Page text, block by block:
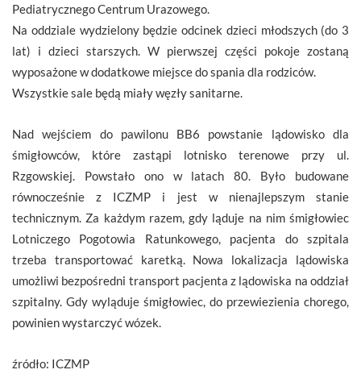
Pediatrycznego Centrum Urazowego.
Na oddziale wydzielony będzie odcinek dzieci młodszych (do 3
lat) i dzieci starszych. W pierwszej części pokoje zostaną
wyposażone w dodatkowe miejsce do spania dla rodziców.
Wszystkie sale będą miały węzły sanitarne.
Nad wejściem do pawilonu BB6 powstanie lądowisko dla
śmigłowców, które zastąpi lotnisko terenowe przy ul.
Rzgowskiej. Powstało ono w latach 80. Było budowane
równocześnie z ICZMP i jest w nienajlepszym stanie
technicznym. Za każdym razem, gdy ląduje na nim śmigłowiec
Lotniczego Pogotowia Ratunkowego, pacjenta do szpitala
trzeba transportować karetką. Nowa lokalizacja lądowiska
umożliwi bezpośredni transport pacjenta z lądowiska na oddział
szpitalny. Gdy wyląduje śmigłowiec, do przewiezienia chorego,
powinien wystarczyć wózek.
źródło: ICZMP